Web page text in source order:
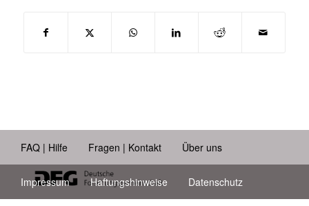
FAQ | Hilfe Fragen | Kontakt Über uns
Impressum Haftungshinweise Datenschutz